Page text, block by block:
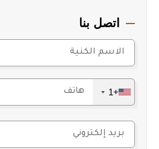
اغتنم فرصة امتلاك شقة في
اتصل بنا
+1